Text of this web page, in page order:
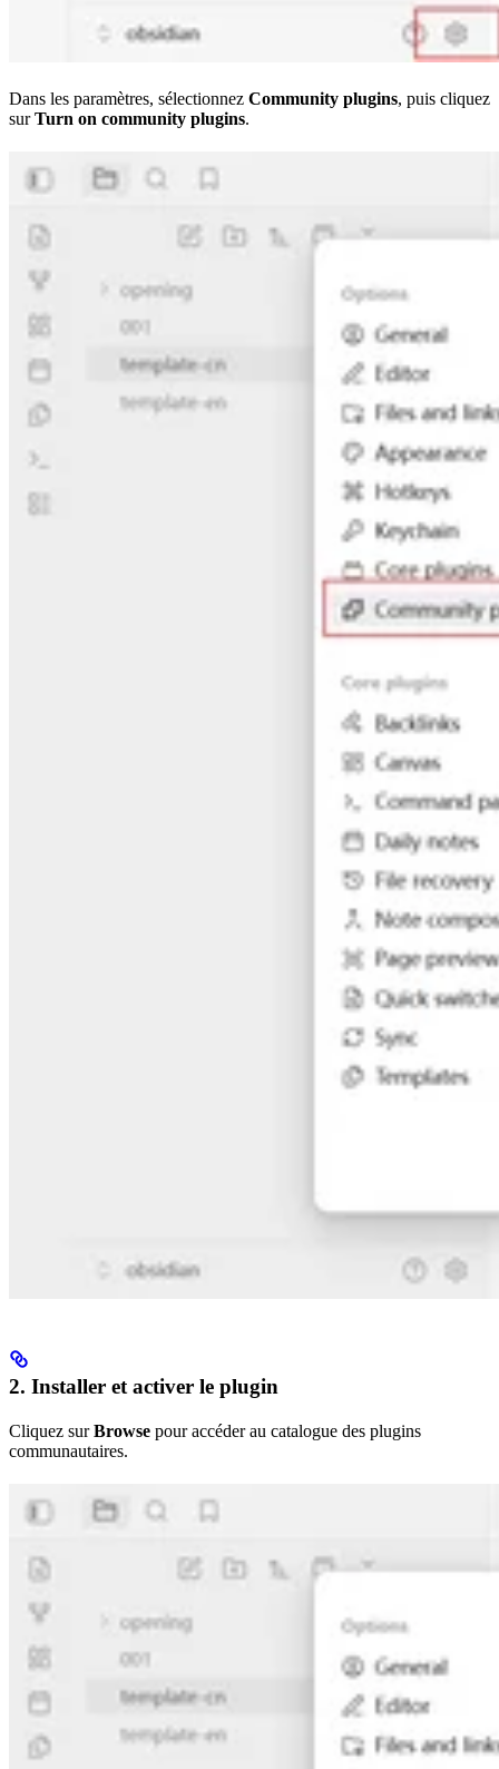
Dans les paramètres, sélectionnez Community plugins, puis cliquez
surTurn on community plugins.
2. Installer et activer le plugin
Cliquez surBrowse pour accéder au catalogue des plugins
communautaires.